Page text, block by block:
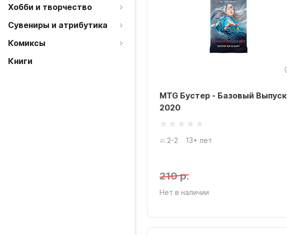
Хобби и творчество
Сувениры и атрибутика
Комиксы
Книги
MTG Бустер - Базовый Выпуск
2020
2-2 13+ лет
210 р.
Нет в наличии